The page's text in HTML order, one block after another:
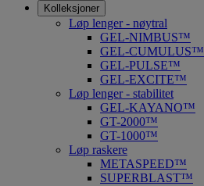
Kolleksjoner
Løp lenger - nøytral
GEL-NIMBUS™
GEL-CUMULUS™
GEL-PULSE™
GEL-EXCITE™
Løp lenger - stabilitet
GEL-KAYANO™
GT-2000™
GT-1000™
Løp raskere
METASPEED™
SUPERBLAST™